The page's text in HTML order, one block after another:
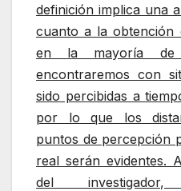
definición implica una
cuanto a la obtención
en la mayoría de
encontraremos con
sido percibidas a
por lo que los
puntos de percepción
real serán evidentes.
del